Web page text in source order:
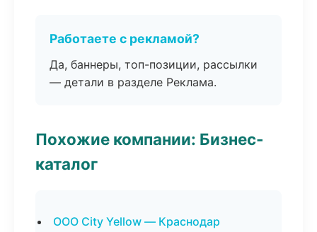
Работаете с рекламой?
Да, баннеры, топ-позиции, рассылки
— детали в разделе Реклама.
Похожие компании: Бизнес-
каталог
ООО City Yellow — Краснодар